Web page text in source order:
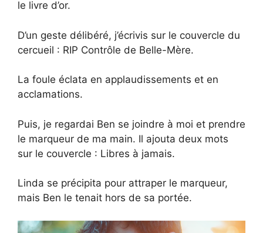
le livre d’or.
D’un geste délibéré, j’écrivis sur le couvercle du
cercueil : RIP Contrôle de Belle-Mère.
La foule éclata en applaudissements et en
acclamations.
Puis, je regardai Ben se joindre à moi et prendre
le marqueur de ma main. Il ajouta deux mots
sur le couvercle : Libres à jamais.
Linda se précipita pour attraper le marqueur,
mais Ben le tenait hors de sa portée.